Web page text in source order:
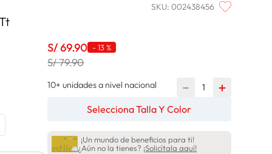
SKU: 002438456
S/69.90 -13 %
S/ 79.90
10+ unidades a nivel nacional ＋
－
Selecciona Talla Y Color
¡Un mundo de beneficios para ti!
¿Aún no la tienes? ¡Solicítala aquí!